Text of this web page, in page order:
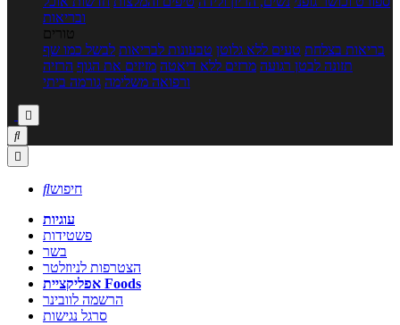
ובריאות
טורים
בריאות בצלחת טעים ללא גלוטן טבעונות לבריאות לבשל כמו שף
תזונה לבטן רגועה מרזים ללא דיאטה מזיזים את הגוף הרזיה
ורפואה משלימה גורמה ביתי



חיפוש
עוגיות
פשטידות
בשר
הצטרפות לניוזלטר
אפליקציית Foods
הרשמה לוובינר
סרגל נגישות